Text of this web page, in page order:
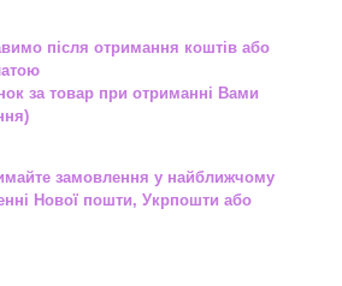
після отримання коштів або
за товар при отриманні Вами
замовлення у найближчому
Нової пошти, Укрпошти або